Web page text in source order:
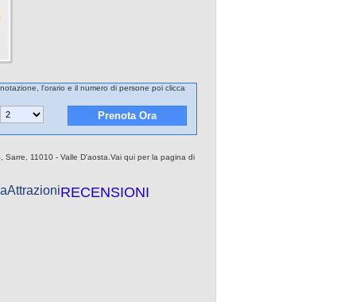
l'orario e il numero di persone poi clicca
11010 - Valle D'aosta.Vai qui per la pagina di
AttrazioniRECENSIONI